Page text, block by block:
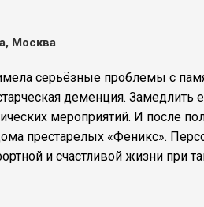
Москва
серьёзные проблемы с
деменция.
мероприятий. И после
престарелых «Феникс».
и счастливой жизни при